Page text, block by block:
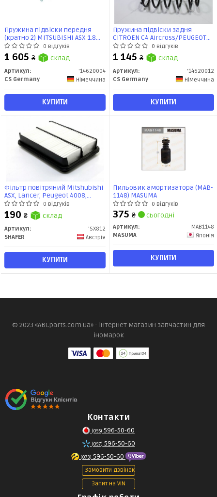
Пружина підвіски передня
(кратно 2) MITSUBISHI ASX 1.8
DI-D/CITROEN C4
Aircross/PEUGEOT 4008 1.6HDI-
1.8HDI 4x4 (10-) CS Germany
0 відгуків
1 605 ₴ склад
Артикул:
'14620004
CS Germany
Німеччина
КУПИТИ
Пружина підвіски задня
CITROEN C4 Aircross/PEUGEOT
4008 (12-)/MITSUBISHI ASX (10-)
(14.620.012) CS Germany
0 відгуків
1 145 ₴ склад
Артикул:
'14620012
CS Germany
Німеччина
КУПИТИ
Фільтр повітряний Mitshubishi
ASX, Lancer, Peugeot 4008,
Citroen C4 1.8D-2.2D, 06- (SX812)
SHAFER
0 відгуків
190 ₴ склад
Артикул:
'SX812
SHAFER
Австрія
КУПИТИ
Пильовик амортизатора (MAB-
1148) MASUMA
0 відгуків
375 ₴ сьогодні
Артикул:
MAB1148
MASUMA
Японія
КУПИТИ
© 2023 «ABCparts.com.ua» - інтернет магазин запчастин для
іномарок
Контакти
(095) 596-50-60
(097) 596-50-60
(073) 596-50-60
Замовити дзвінок
Запит на VIN